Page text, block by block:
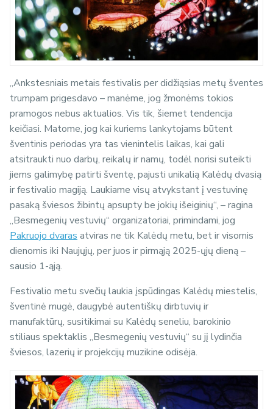
„Ankstesniais metais festivalis per didžiąsias metų šventes
trumpam prigesdavo – manėme, jog žmonėms tokios
pramogos nebus aktualios. Vis tik, šiemet tendencija
keičiasi. Matome, jog kai kuriems lankytojams būtent
šventinis periodas yra tas vienintelis laikas, kai gali
atsitraukti nuo darbų, reikalų ir namų, todėl norisi suteikti
jiems galimybę patirti šventę, pajusti unikalią Kalėdų dvasią
ir festivalio magiją. Laukiame visų atvykstant į vestuvinę
pasaką šviesos žibintų apsupty be jokių išeiginių“, – ragina
„Besmegenių vestuvių“ organizatoriai, primindami, jog
Pakruojo dvaras atviras ne tik Kalėdų metu, bet ir visomis
dienomis iki Naujųjų, per juos ir pirmąją 2025-ųjų dieną –
sausio 1-ąją.
Festivalio metu svečių laukia įspūdingas Kalėdų miestelis,
šventinė mugė, daugybė autentiškų dirbtuvių ir
manufaktūrų, susitikimai su Kalėdų seneliu, barokinio
stiliaus spektaklis „Besmegenių vestuvių“ su jį lydinčia
šviesos, lazerių ir projekcijų muzikine odisėja.